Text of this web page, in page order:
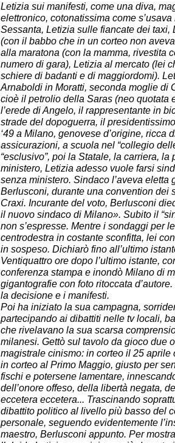
Letizia sui manifesti, come una diva,
elettronico, cotonatissima come
Sessanta, Letizia sulle fiancate dei taxi,
(con il babbo che in un corteo non
alla maratona (con la mamma, rivestita
numero di gara), Letizia al mercato (lei
schiere di badanti e di maggiordomi).
Arnaboldi in Moratti, seconda moglie di
cioè il petrolio della Saras (neo quotata
l’erede di Angelo, il rappresentante in
strade del dopoguerra, il
‘49 a Milano, genovese d’origine, ricca
assicurazioni, a scuola nel “collegio
“esclusivo”, poi la Statale, la carriera,
ministero, Letizia adesso vuole farsi
senza ministero. Sindaco l’aveva eletta
Berlusconi, durante una convention dei
Craxi. Incurante del voto, Berlusconi
il nuovo sindaco di Milano». Subito il
non s’espresse. Mentre i sondaggi per
centrodestra in costante sconfitta, lei
in sospeso. Dichiarò fino all’ultimo
Ventiquattro ore dopo l’ultimo istante,
conferenza stampa e inondò Milano di
gigantografie con foto ritoccata
la decisione e i manifesti.
Poi ha iniziato la sua campagna,
partecipando ai dibattiti nelle tv locali,
che rivelavano la sua scarsa
milanesi. Gettò sul tavolo da gioco due
magistrale cinismo: in corteo il 25 aprile
in corteo al Primo Maggio, giusto per
fischi e potersene lamentare,
dell’onore offeso, della libertà negata,
eccetera eccetera... Trascinando
dibattito politico al livello più basso del
personale, seguendo evidentemente
maestro, Berlusconi appunto. Per